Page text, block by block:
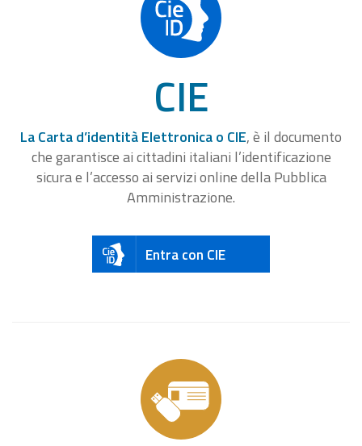
CIE
La Carta d’identità Elettronica o CIE, è il documento
che garantisce ai cittadini italiani l’identificazione
sicura e l’accesso ai servizi online della Pubblica
Amministrazione.
Entra con CIE